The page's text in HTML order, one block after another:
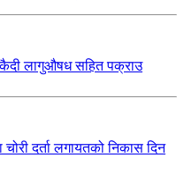
लागुऔषध सहित पक्राउ
चोरी दर्ता लगायतको निकास दिन